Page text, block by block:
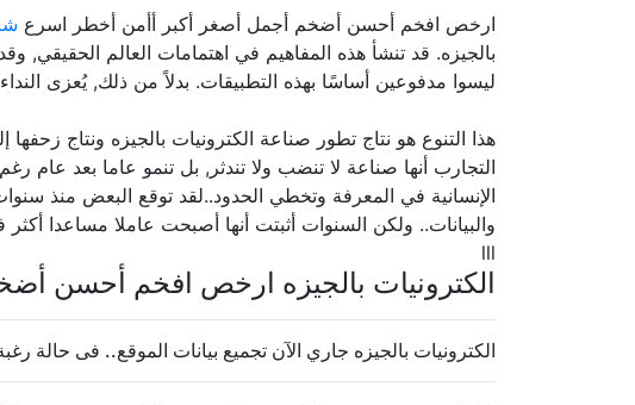
ارخص افخم أحسن أضخم أجمل أصغر أكبر أأمن أخطر اسرع
بالجيزه. قد تنشأ هذه المفاهيم في اهتمامات العالم الحقيقي,
ليسوا مدفوعين أساسًا بهذه التطبيقات. بدلاً من ذلك, يُعزى
هذا التنوع هو نتاج تطور صناعة الكترونيات بالجيزه ونتاج
التجارب أنها صناعة لا تنضب ولا تندثر, بل تنمو عاما بعد عام
الإنسانية في المعرفة وتخطي الحدود..لقد توقع البعض منذ
والبيانات.. ولكن السنوات أثبتت أنها أصبحت عاملا مساعدا أكثر
lll
الكترونيات بالجيزه ارخص افخم أحسن
الكترونيات بالجيزه جاري الآن تجميع بيانات الموقع.. فى حالة رغبة